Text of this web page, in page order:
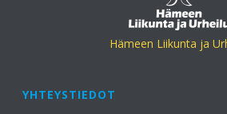
Hämeen Liikunta ja
YHTEYSTIEDOT